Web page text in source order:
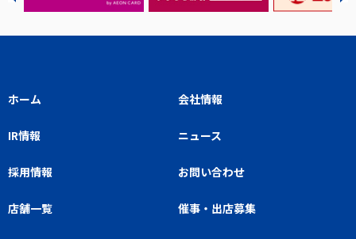
ホーム 会社情報
IR情報 ニュース
採用情報 お問い合わせ
店舗一覧 催事・出店募集